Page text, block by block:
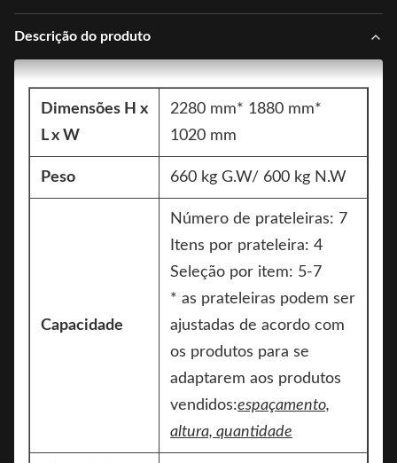
Descrição do produto
Dimensões H x
L x W
2280 mm* 1880 mm*
1020 mm
Peso 660 kg G.W/ 600 kg N.W
Capacidade
Número de prateleiras: 7
Itens por prateleira: 4
Seleção por item: 5-7
* as prateleiras podem ser
ajustadas de acordo com
os produtos para se
adaptarem aos produtos
vendidos:espaçamento,
altura, quantidade